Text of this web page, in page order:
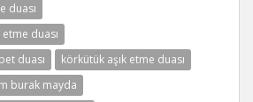
duası
etme duası
duası
körkütük aşık etme duası
burak mayda